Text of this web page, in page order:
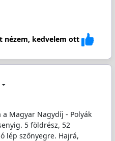
nézem, kedvelem ott
Magyar Nagydíj - Polyák
5 földrész, 52
lép szőnyegre. Hajrá,